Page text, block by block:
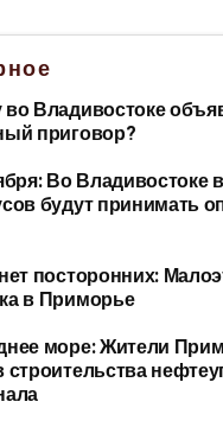
Владивостоке
приговор?
Во Владивостоке
будут принимать
посторонних:
в Приморье
море: Жители
строительства